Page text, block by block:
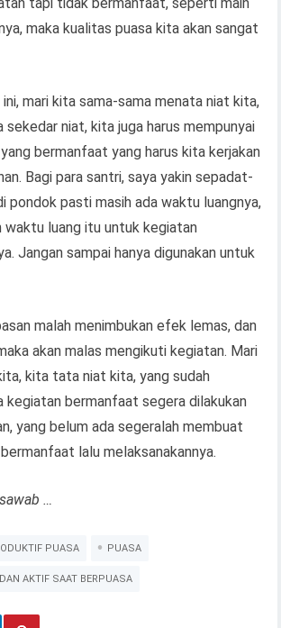
maka kualitas puasa kita akan sangat
ini, mari kita sama-sama menata niat kita,
niat, kita juga harus mempunyai
bermanfaat yang harus kita kerjakan
Bagi para santri, saya yakin sepadat-
pondok pasti masih ada waktu luangnya,
waktu luang itu untuk kegiatan
Jangan sampai hanya digunakan untuk
malah menimbukan efek lemas, dan
akan malas mengikuti kegiatan. Mari
kita tata niat kita, yang sudah
kegiatan bermanfaat segera dilakukan
yang belum ada segeralah membuat
lalu melaksanakannya.
…
PUASA PUASA
AKTIF SAAT BERPUASA